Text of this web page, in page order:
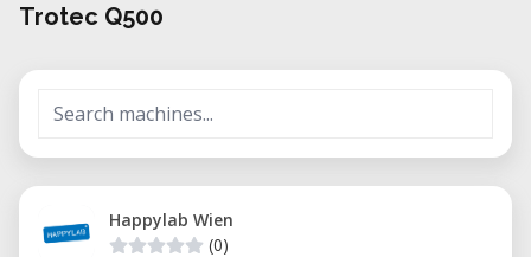
Trotec Q500
Happylab Wien
(0)